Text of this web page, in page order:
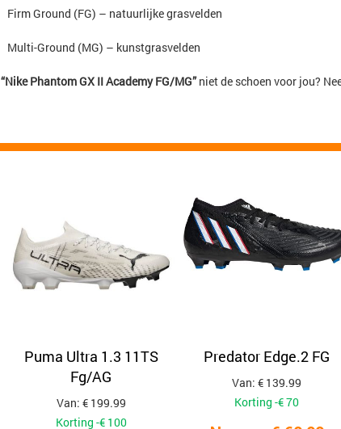
Firm Ground (FG) – natuurlijke grasvelden
Multi-Ground (MG) – kunstgrasvelden
“Nike Phantom GX II Academy FG/MG”niet de schoen voor jou?
Puma Ultra 1.3 11TS
Fg/AG
Van: € 199.99
Korting -€ 100
Predator Edge.2 FG
Van: € 139.99
Korting -€ 70